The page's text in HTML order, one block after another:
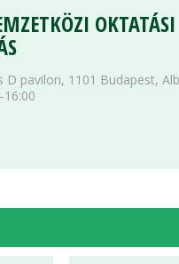
OKTATÁSI
D pavilon, 1101 Budapest,